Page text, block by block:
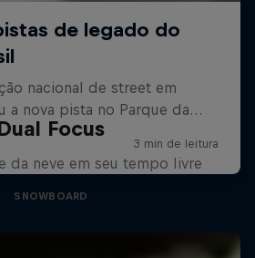
Focus
da neve em seu tempo livre
SNOWBOARD